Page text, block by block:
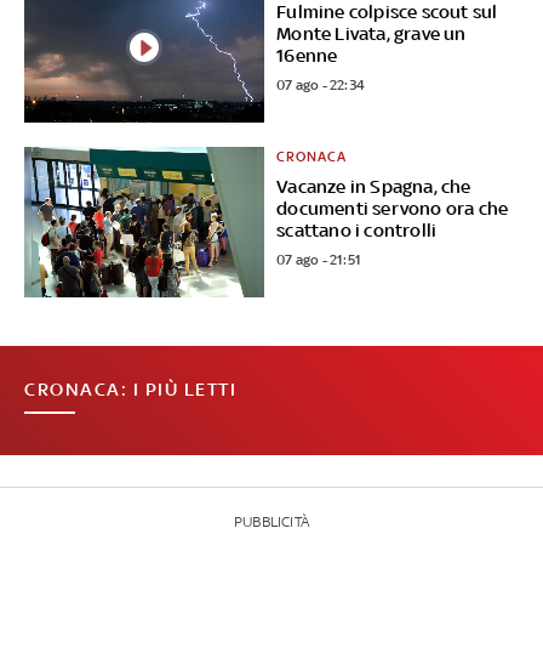
Fulmine colpisce scout sul
Monte Livata, grave un
16enne
07 ago - 22:34
Vacanze in Spagna, che
documenti servono ora che
scattano i controlli
CRONACA
07 ago - 21:51
CRONACA: I PIÙ LETTI
PUBBLICITÀ